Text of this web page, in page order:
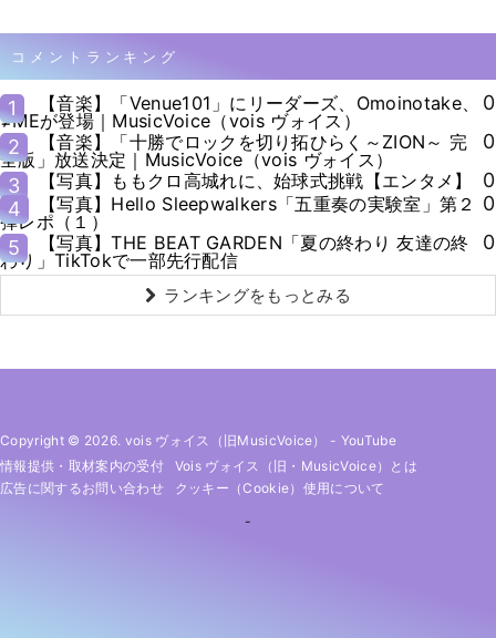
コメントランキング
1
【音楽】「Venue101」にリーダーズ、Omoinotake、
≠MEが登場｜MusicVoice（vois ヴォイス）
0
2
【音楽】「十勝でロックを切り拓ひらく～ZION～ 完
全版」放送決定｜MusicVoice（vois ヴォイス）
0
3
【写真】ももクロ高城れに、始球式挑戦【エンタメ】
0
4
【写真】Hello Sleepwalkers「五重奏の実験室」第２
弾レポ（１）
0
5
【写真】THE BEAT GARDEN「夏の終わり 友達の終
わり」TikTokで一部先行配信
0
ランキングをもっとみる
Copyright © 2026. vois ヴォイス（旧MusicVoice） - YouTube
情報提供・取材案内の受付
Vois ヴォイス（旧・MusicVoice）とは
広告に関するお問い合わせ
クッキー（cookie）使用について
-